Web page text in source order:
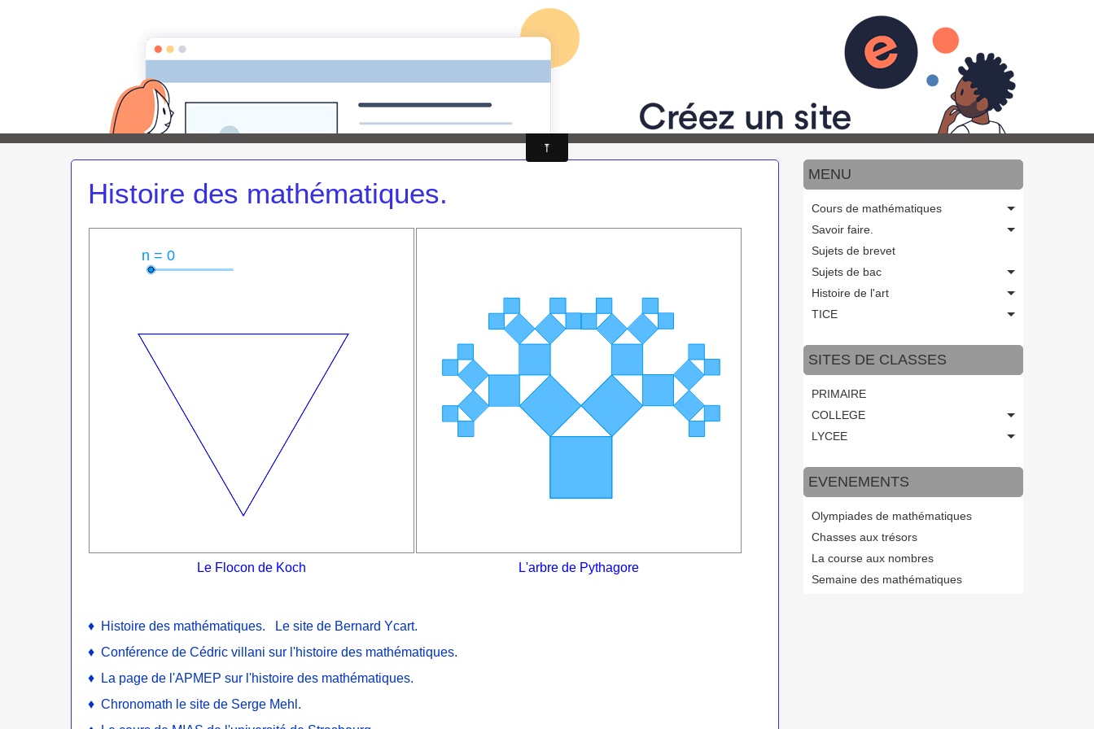
auto-évaluations Programmes officiels
OK
Maths au LFKL
Histoire des mathématiques.
Le Flocon de Koch L'arbre de Pythagore
♦ Histoire des mathématiques.
Le site de Bernard Ycart.
♦ Conférence de Cédric villani sur l'histoire des mathématiques.
♦
La page de l'APMEP sur l'histoire des mathématiques.
♦ Chronomath le site de Serge Mehl.
MENU
Cours de mathématiques
Savoir faire.
Sujets de brevet
Sujets de bac
Histoire de l'art
TICE
SITES DE CLASSES
PRIMAIRE
COLLEGE
LYCEE
EVENEMENTS
Olympiades de mathématiques
Chasses aux trésors
La course aux nombres
Semaine des mathématiques